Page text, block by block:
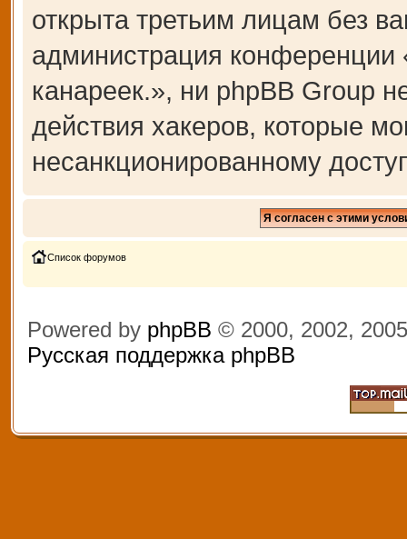
открыта третьим лицам без
администрация
канареек.», ни phpBB Group
действия хакеров, которые
несанкционированному
Список форумов
Powered by phpBB © 2000, 2002,
Русская поддержка phpBB